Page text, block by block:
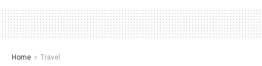
Home Travel